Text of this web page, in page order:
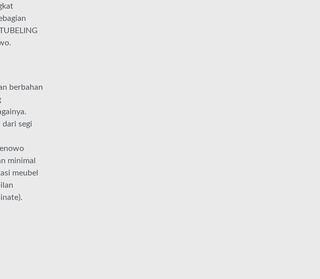
berbahan
segi
minimal
meubel